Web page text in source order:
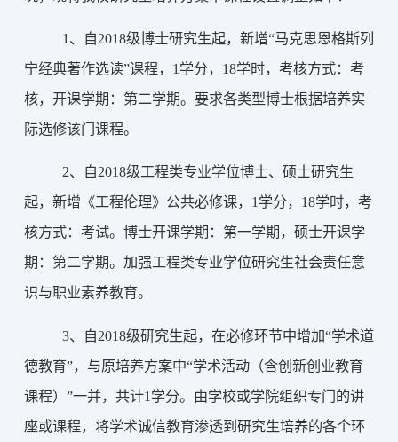
1、
自2018级博士研究生起，新增“马克思恩格斯列
宁经典著作选读”课程，1学分，18学时，考核方式：考
核，开课学期：第二学期。要求各类型博士根据培养实
际选修该门课程。
2、
自2018级工程类专业学位博士、硕士研究生
起，新增《工程伦理》公共必修课，1学分，18学时，考
核方式：考试。博士开课学期：第一学期，硕士开课学
期：第二学期。加强工程类专业学位研究生社会责任意
识与职业素养教育。
3、
自2018级研究生起，在必修环节中增加“学术道
德教育”，与原培养方案中“学术活动（含创新创业教育
课程）”一并，共计1学分。由学校或学院组织专门的讲
座或课程，将学术诚信教育渗透到研究生培养的各个环